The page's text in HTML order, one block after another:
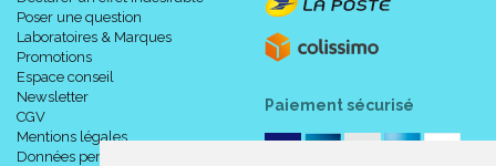
Poser une question
Laboratoires & Marques
Promotions
Espace conseil
Newsletter
CGV
Mentions légales
Données personnelles
Paiement sécurisé